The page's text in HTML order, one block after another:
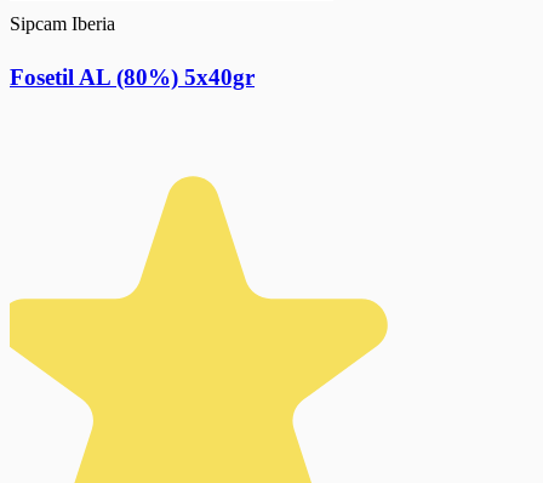
Sipcam Iberia
Fosetil AL (80%) 5x40gr